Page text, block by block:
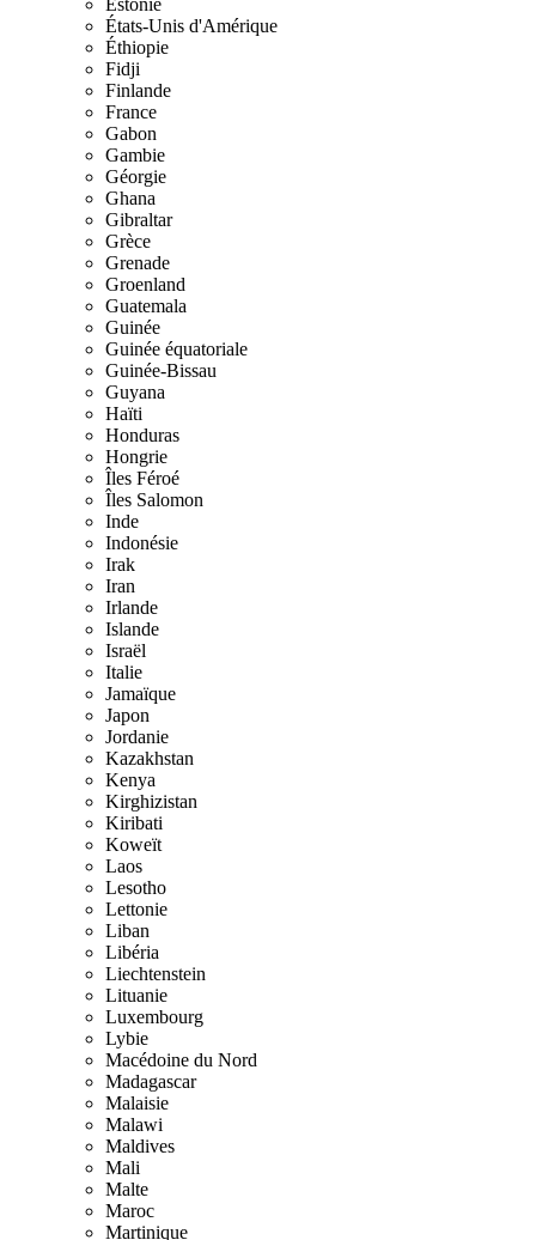
Estonie
États-Unis d'Amérique
Éthiopie
Fidji
Finlande
France
Gabon
Gambie
Géorgie
Ghana
Gibraltar
Grèce
Grenade
Groenland
Guatemala
Guinée
Guinée équatoriale
Guinée-Bissau
Guyana
Haïti
Honduras
Hongrie
Îles Féroé
Îles Salomon
Inde
Indonésie
Irak
Iran
Irlande
Islande
Israël
Italie
Jamaïque
Japon
Jordanie
Kazakhstan
Kenya
Kirghizistan
Kiribati
Koweït
Laos
Lesotho
Lettonie
Liban
Libéria
Liechtenstein
Lituanie
Luxembourg
Lybie
Macédoine du Nord
Madagascar
Malaisie
Malawi
Maldives
Mali
Malte
Maroc
Martinique